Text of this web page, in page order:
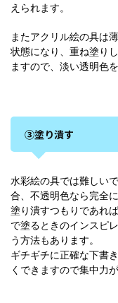
えられます。
またアクリル絵の具は
状態になり、重ね塗り
ますので、淡い透明色
③塗り潰す
水彩絵の具では難しい
合、不透明色なら完全
塗り潰すつもりであれ
で塗るときのインスピ
う方法もあります。
ギチギチに正確な下書
くできますので集中力